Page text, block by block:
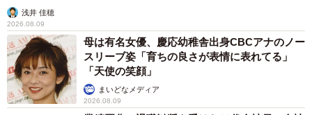
浅井 佳穂
2026.08.09
母は有名女優、慶応幼稚舎出身CBCアナのノー
スリーブ姿「育ちの良さが表情に表れてる」
「天使の笑顔」
まいどなメディア
2026.08.09